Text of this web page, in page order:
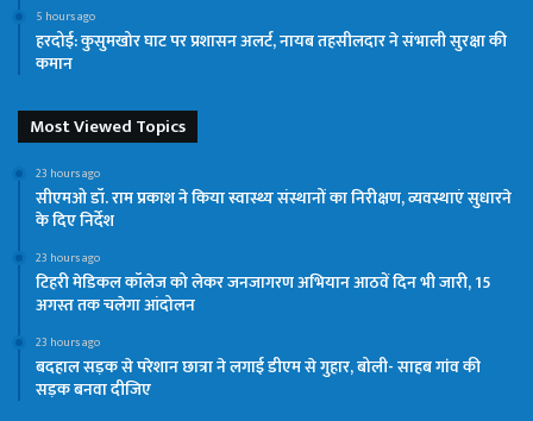
5 hours ago
हरदोई: कुसुमखोर घाट पर प्रशासन अलर्ट, नायब तहसीलदार ने संभाली सुरक्षा की
कमान
Most Viewed Topics
23 hours ago
सीएमओ डॉ. राम प्रकाश ने किया स्वास्थ्य संस्थानों का निरीक्षण, व्यवस्थाएं सुधारने
के दिए निर्देश
23 hours ago
टिहरी मेडिकल कॉलेज को लेकर जनजागरण अभियान आठवें दिन भी जारी, 15
अगस्त तक चलेगा आंदोलन
23 hours ago
बदहाल सड़क से परेशान छात्रा ने लगाई डीएम से गुहार, बोली- साहब गांव की
सड़क बनवा दीजिए